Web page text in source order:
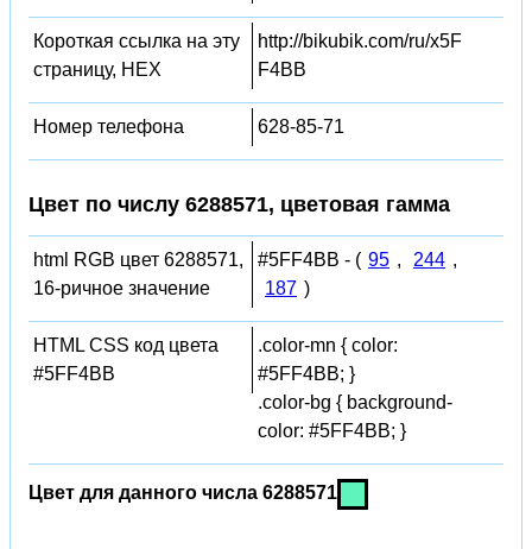
Короткая ссылка на эту
страницу, HEX
http://bikubik.com/ru/x5F
F4BB
Номер телефона 628-85-71
Цвет по числу 6288571, цветовая гамма
html RGB цвет 6288571,
16-ричное значение
#5FF4BB - ( 95 , 244 ,
187 )
HTML CSS код цвета
#5FF4BB
.color-mn { color:
#5FF4BB; }
.color-bg { background-
color: #5FF4BB; }
Цвет для данного числа 6288571